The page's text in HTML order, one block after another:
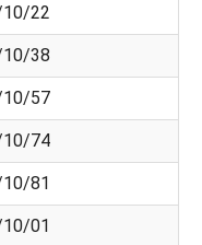
22
38
57
74
81
01